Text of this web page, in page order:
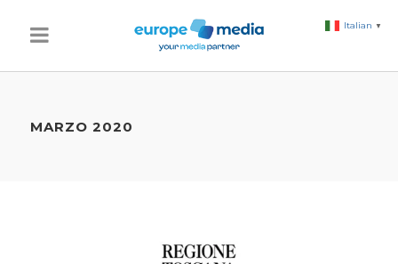
MARZO 2020
Italian ▼